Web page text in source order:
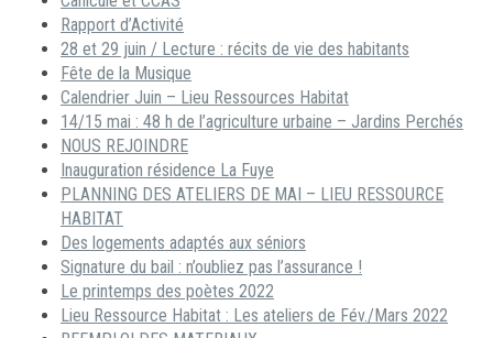
Rapport d’Activité
28 et 29 juin / Lecture : récits de vie des habitants
Fête de la Musique
Calendrier Juin – Lieu Ressources Habitat
14/15 mai : 48 h de l’agriculture urbaine – Jardins Perchés
NOUS REJOINDRE
Inauguration résidence La Fuye
PLANNING DES ATELIERS DE MAI – LIEU RESSOURCE
HABITAT
Des logements adaptés aux séniors
Signature du bail : n’oubliez pas l’assurance !
Le printemps des poètes 2022
Lieu Ressource Habitat : Les ateliers de Fév./Mars 2022